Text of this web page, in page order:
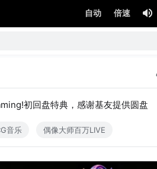
自动 倍速
初回盘特典，感谢基友提供圆盘
音乐 偶像大师百万LIVE